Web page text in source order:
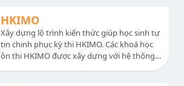
thống các đề thi thử và chữa đề thi các năm,
chữa bộ đề ôn tập.
HKIMO
Xây dựng lộ trình kiến thức giúp học sinh tự
tin chinh phục kỳ thi HKIMO. Các khoá học
ôn thi HKIMO được xây dựng với hệ thống